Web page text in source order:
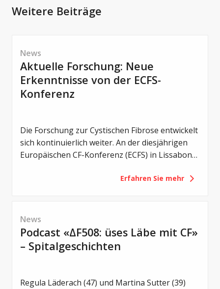
Weitere Beiträge
News
Aktuelle Forschung: Neue
Erkenntnisse von der ECFS-
Konferenz
Die Forschung zur Cystischen Fibrose entwickelt
sich kontinuierlich weiter. An der diesjährigen
Europäischen CF-Konferenz (ECFS) in Lissabon
von einem noch früheren Einsatz von CFTR-
Therapieansätzen und neuen Strategien gegen
bakterielle Infektionen.
Erfahren Sie mehr
News
Podcast «ΔF508: üses Läbe mit CF»
– Spitalgeschichten
Regula Läderach (47) und Martina Sutter (39)